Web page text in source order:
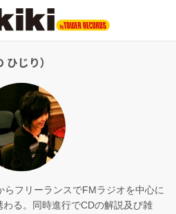
じり）
フリーランスでFMラジオを中心に
る。同時進行でCDの解説及び雑